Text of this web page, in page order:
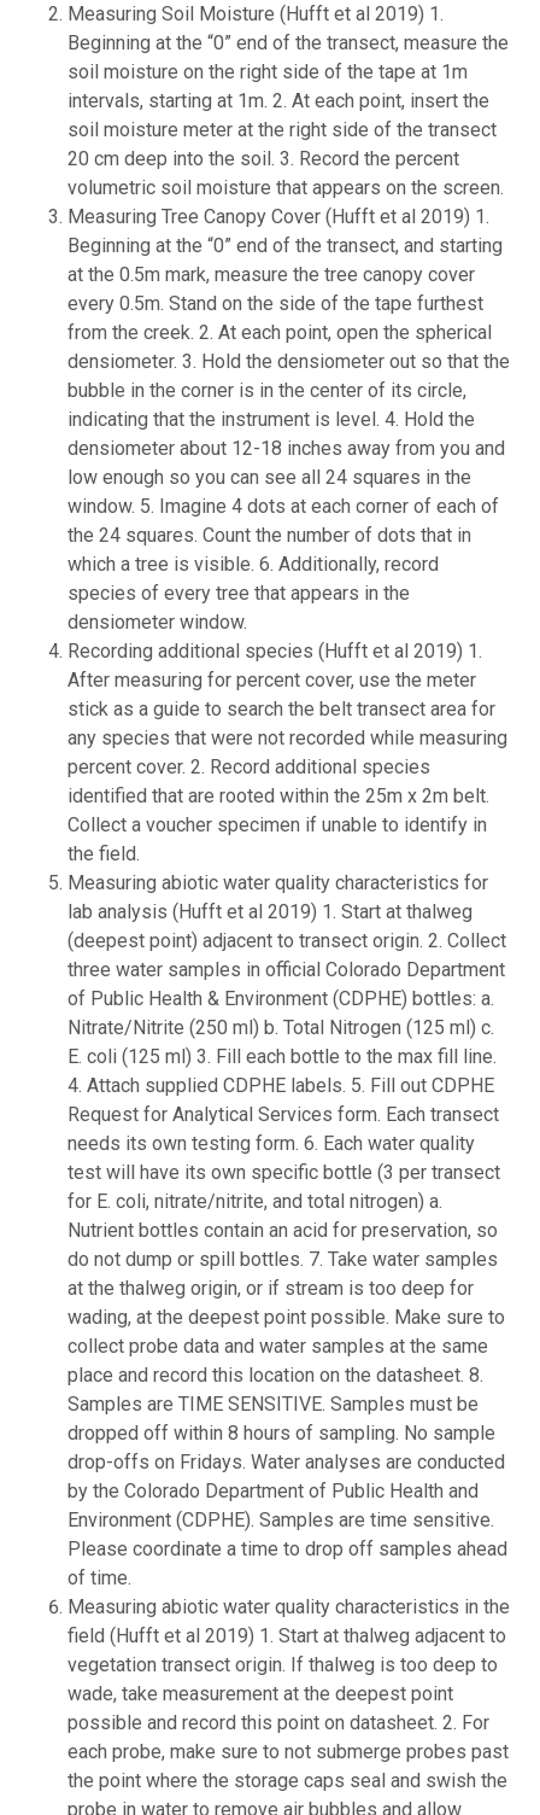
Measuring Soil Moisture (Hufft et al 2019) 1.
Beginning at the “0” end of the transect, measure the
soil moisture on the right side of the tape at 1m
intervals, starting at 1m. 2. At each point, insert the
soil moisture meter at the right side of the transect
20 cm deep into the soil. 3. Record the percent
volumetric soil moisture that appears on the screen.
Measuring Tree Canopy Cover (Hufft et al 2019) 1.
Beginning at the “0” end of the transect, and starting
at the 0.5m mark, measure the tree canopy cover
every 0.5m. Stand on the side of the tape furthest
from the creek. 2. At each point, open the spherical
densiometer. 3. Hold the densiometer out so that the
bubble in the corner is in the center of its circle,
indicating that the instrument is level. 4. Hold the
densiometer about 12-18 inches away from you and
low enough so you can see all 24 squares in the
window. 5. Imagine 4 dots at each corner of each of
the 24 squares. Count the number of dots that in
which a tree is visible. 6. Additionally, record
species of every tree that appears in the
densiometer window.
Recording additional species (Hufft et al 2019) 1.
After measuring for percent cover, use the meter
stick as a guide to search the belt transect area for
any species that were not recorded while measuring
percent cover. 2. Record additional species
identified that are rooted within the 25m x 2m belt.
Collect a voucher specimen if unable to identify in
the field.
Measuring abiotic water quality characteristics for
lab analysis (Hufft et al 2019) 1. Start at thalweg
(deepest point) adjacent to transect origin. 2. Collect
three water samples in official Colorado Department
of Public Health & Environment (CDPHE) bottles: a.
Nitrate/Nitrite (250 ml) b. Total Nitrogen (125 ml) c.
E. coli (125 ml) 3. Fill each bottle to the max fill line.
4. Attach supplied CDPHE labels. 5. Fill out CDPHE
Request for Analytical Services form. Each transect
needs its own testing form. 6. Each water quality
test will have its own specific bottle (3 per transect
for E. coli, nitrate/nitrite, and total nitrogen) a.
Nutrient bottles contain an acid for preservation, so
do not dump or spill bottles. 7. Take water samples
at the thalweg origin, or if stream is too deep for
wading, at the deepest point possible. Make sure to
collect probe data and water samples at the same
place and record this location on the datasheet. 8.
Samples are TIME SENSITIVE. Samples must be
dropped off within 8 hours of sampling. No sample
drop-offs on Fridays. Water analyses are conducted
by the Colorado Department of Public Health and
Environment (CDPHE). Samples are time sensitive.
Please coordinate a time to drop off samples ahead
of time.
Measuring abiotic water quality characteristics in the
field (Hufft et al 2019) 1. Start at thalweg adjacent to
vegetation transect origin. If thalweg is too deep to
wade, take measurement at the deepest point
possible and record this point on datasheet. 2. For
each probe, make sure to not submerge probes past
the point where the storage caps seal and swish the
probe in water to remove air bubbles and allow